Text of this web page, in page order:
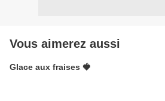
Vous aimerez aussi
Glace aux fraises 🍓